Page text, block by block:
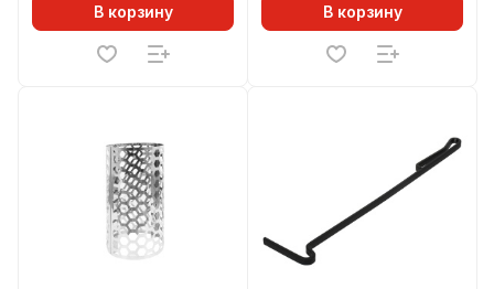
Огонь-батарея, Лайт
В корзину В корзину